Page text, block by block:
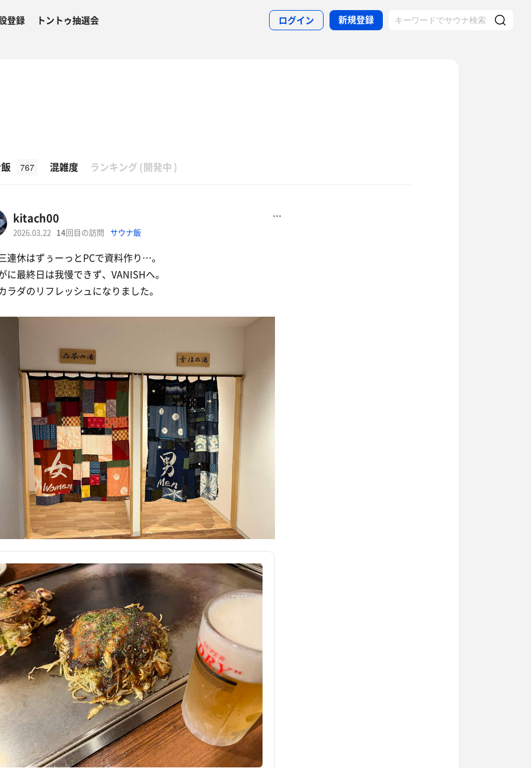
登録 トントゥ抽選会 ログイン 新規登録
767 混雑度 ランキング (開発中 )
kitach00
2026.03.22 14回目の訪問 サウナ飯
連休はずぅーっとPCで資料作り…。
に最終日は我慢できず、VANISHへ。
ラダのリフレッシュになりました。